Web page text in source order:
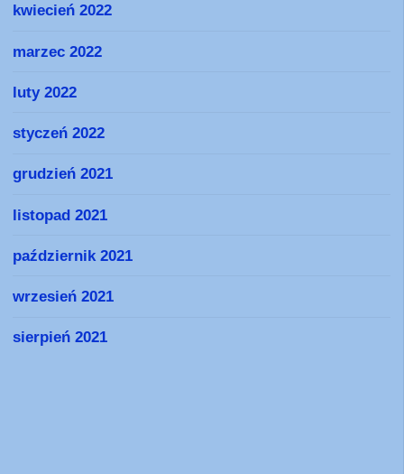
kwiecień 2022
marzec 2022
luty 2022
styczeń 2022
grudzień 2021
listopad 2021
październik 2021
wrzesień 2021
sierpień 2021